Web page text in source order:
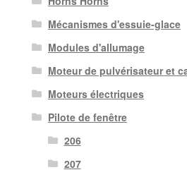
Mécanismes d'essuie-glace
Modules d'allumage
Moteur de pulvérisateur et
Moteurs électriques
Pilote de fenêtre
206
207